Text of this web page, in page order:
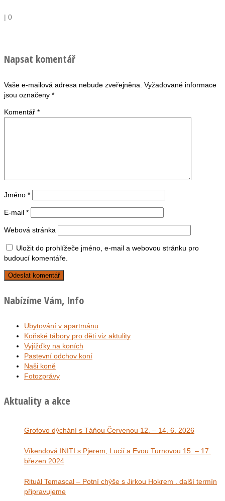
| 0
Napsat komentář
Vaše e-mailová adresa nebude zveřejněna. Vyžadované informace
jsou označeny *
Komentář *
Jméno *
E-mail *
Webová stránka
Uložit do prohlížeče jméno, e-mail a webovou stránku pro
budoucí komentáře.
Nabízíme Vám, Info
Ubytování v apartmánu
Koňské tábory pro děti viz aktulity
Vyjížďky na koních
Pastevní odchov koní
Naši koně
Fotozprávy
Aktuality a akce
Grofovo dýchání s Táňou Červenou 12. – 14. 6. 2026
Víkendová INITI s Pjerem, Lucií a Evou Turnovou 15. – 17.
březen 2024
Rituál Temascal – Potní chýše s Jirkou Hokrem . další termín
připravujeme